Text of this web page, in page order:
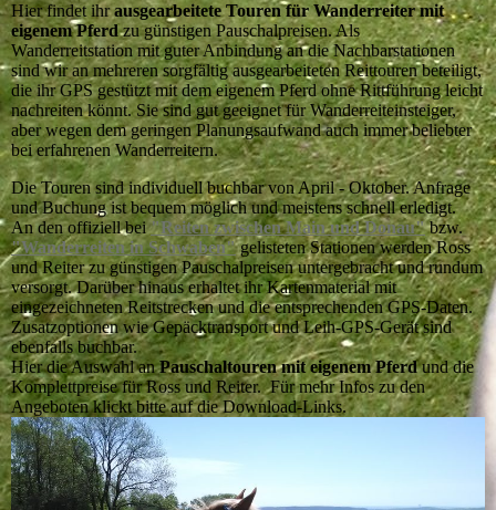
Hier findet ihrausgearbeitete Touren für Wanderreiter mit
eigenem Pferdzu günstigen Pauschalpreisen. Als
Wanderreitstation mit guter Anbindung an die Nachbarstationen
sind wir an mehreren sorgfältig ausgearbeiteten Reittouren beteiligt,
die ihr GPS gestützt mit dem eigenem Pferd ohne Rittführung leicht
nachreiten könnt. Sie sind gut geeignet für Wanderreiteinsteiger,
aber wegen dem geringen Planungsaufwand auch immer beliebter
bei erfahrenen Wanderreitern.
Die Touren sind individuell buchbar von April - Oktober. Anfrage
und Buchung ist bequem möglich und meistens schnell erledigt.
An den offiziell bei"Reiten zwischen Main und Donau"bzw.
"Wanderreiten in Schwaben"gelisteten Stationen werden Ross
und Reiter zu günstigen Pauschalpreisen untergebracht und rundum
versorgt. Darüber hinaus erhaltet ihr Kartenmaterial mit
eingezeichneten Reitstrecken und die entsprechenden GPS-Daten.
Zusatzoptionen wie Gepäcktransport und Leih-GPS-Gerät sind
ebenfalls buchbar.
Hier die Auswahl anPauschaltouren mit eigenem Pferdund die
Komplettpreise für Ross und Reiter. Für mehr Infos zu den
Angeboten klickt bitte auf die Download-Links.